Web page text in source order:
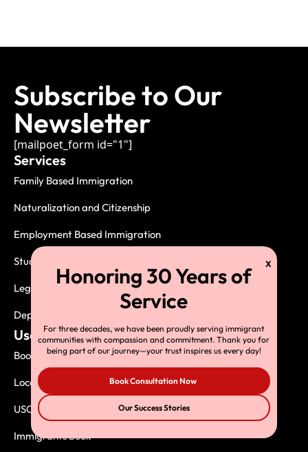
Subscribe to Our
Newsletter
[mailpoet_form id="1"]
Services
Family Based Immigration
Naturalization and Citizenship
Employment Based Immigration
Student Visas
Legal Services
Deportation, Exclusion and Removal
Useful Links
Book Consultation
Local USCIS Offices
USCIS Asylum Offices
Immigrants Book
For three decades, we have been proudly serving immigrant
communities with compassion and commitment. Thank you for
being part of our journey—your trust inspires us every day!
Book Consultation Now
Our Success Stories